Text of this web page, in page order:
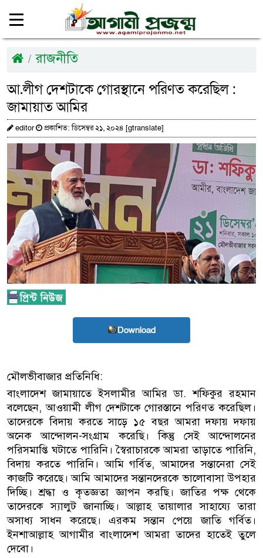
রাজনীতি
আ.লীগ দেশটাকে গোরস্থানে পরিণত করেছিল :
জামায়াত আমির
editor প্রকাশিত: ডিসেম্বর ২১, ২০২৪ [gtranslate]
Download
মৌলভীবাজার প্রতিনিধি:
বাংলাদেশ জামায়াতে ইসলামীর আমির ডা. শফিকুর রহমান
বলেছেন, আওয়ামী লীগ দেশটাকে গোরস্তানে পরিণত করেছিল।
তাদেরকে বিদায় করতে সাড়ে ১৫ বছর আমরা দফায় দফায়
অনেক আন্দোলন-সংগ্রাম করেছি। কিন্তু সেই আন্দোলনের
পরিসমাপ্তি ঘটাতে পারিনি। স্বৈরাচারকে আমরা তাড়াতে পারিনি,
বিদায় করতে পারিনি। আমি গর্বিত, আমাদের সন্তানেরা সেই
কাজটি করেছে। আমি আমাদের সন্তানদেরকে ভালোবাসা উপহার
দিচ্ছি। শ্রদ্ধা ও কৃতজ্ঞতা জ্ঞাপন করছি। জাতির পক্ষ থেকে
তাদেরকে স্যালুট জানাচ্ছি। আল্লাহ তায়ালার সাহায্যে তারা
অসাধ্য সাধন করেছে। এরকম সন্তান পেয়ে জাতি গর্বিত।
ইনশাআল্লাহ আগামীর বাংলাদেশ আমরা তাদের হাতেই তুলে
দেবো।